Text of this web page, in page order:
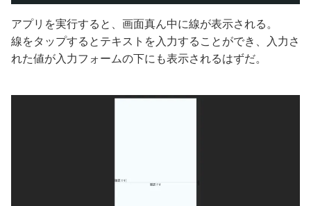
アプリを実行すると、画面真ん中に線が表示される。
線をタップするとテキストを入力することができ、入力さ
れた値が入力フォームの下にも表示されるはずだ。